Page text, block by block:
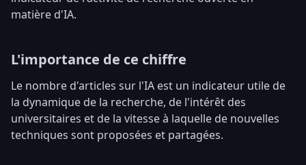
matière d'IA.
L'importance de ce chiffre
Le nombre d'articles sur l'IA est un indicateur utile de
la dynamique de la recherche, de l'intérêt des
universitaires et de la vitesse à laquelle de nouvelles
techniques sont proposées et partagées.